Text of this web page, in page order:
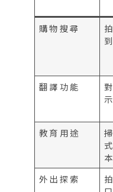
購物搜尋
翻譯功能
示
教育用途
本
外出探索